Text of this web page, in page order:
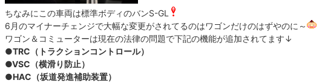
ちなみにこの車両は標準ボディのバンS-GL
6月のマイナーチェンジで大幅な変更がされてるのはワゴンだけのはずやのに～
ワゴン＆コミューターは現在の法律の問題で下記の機能が追加されてます↓
●TRC（トラクションコントロール）
●VSC（横滑り防止）
●HAC（坂道発進補助装置）